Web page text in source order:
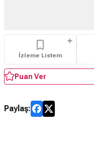
İzleme Listem
Puan Ver
Paylaş: